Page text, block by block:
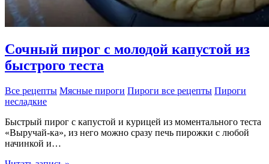
Сочный пирог с молодой капустой из
быстрого теста
Все рецепты Мясные пироги Пироги все рецепты Пироги
несладкие
Быстрый пирог с капустой и курицей из моментального теста
«Выручай-ка», из него можно сразу печь пирожки с любой
начинкой и…